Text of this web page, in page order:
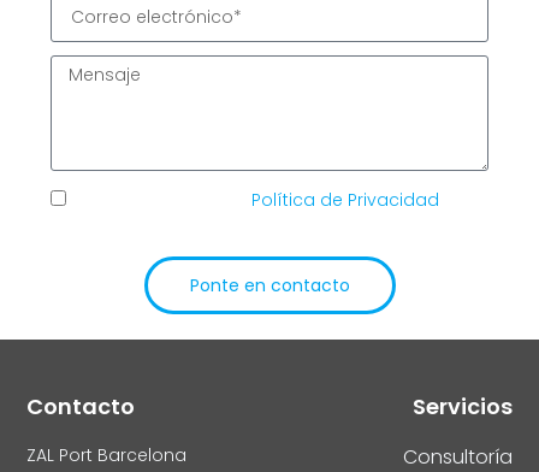
Política de Privacidad
Ponte en contacto
Servicios
Consultoría
Contacto
ZAL Port Barcelona